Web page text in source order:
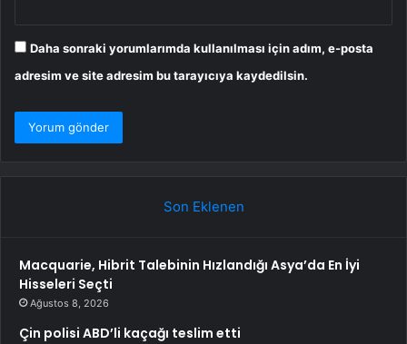
Daha sonraki yorumlarımda kullanılması için adım, e-posta
adresim ve site adresim bu tarayıcıya kaydedilsin.
Son Eklenen
Macquarie, Hibrit Talebinin Hızlandığı Asya’da En İyi
Hisseleri Seçti
Ağustos 8, 2026
Çin polisi ABD’li kaçağı teslim etti